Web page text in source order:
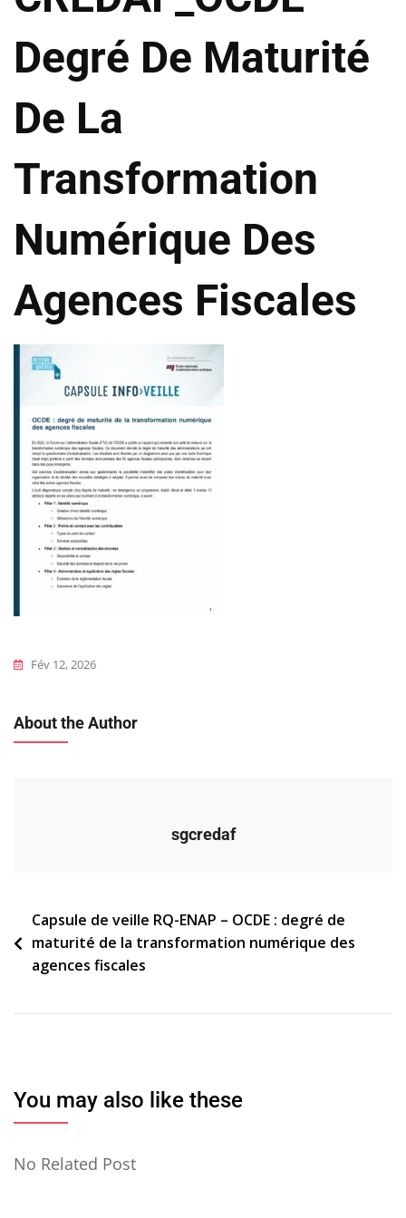
Degré De Maturité
De La
Transformation
Numérique Des
Agences Fiscales
Fév 12, 2026
About the Author
sgcredaf
Navigation
de
l’article
Capsule de veille RQ-ENAP – OCDE : degré de
maturité de la transformation numérique des
agences fiscales
You may also like these
No Related Post